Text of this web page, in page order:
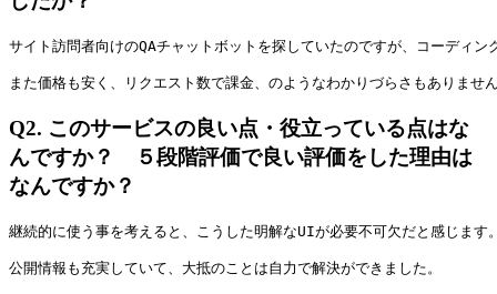
サイト訪問者向けのQAチャットボットを探していたのですが、コーディ
また価格も安く、リクエスト数で課金、のようなわかりづらさもありませ
Q2. このサービスの良い点・役立っている点はな
んですか？ ５段階評価で良い評価をした理由は
なんですか？
継続的に使う事を考えると、こうした明解なUIが必要不可欠だと感じます
公開情報も充実していて、大抵のことは自力で解決ができました。